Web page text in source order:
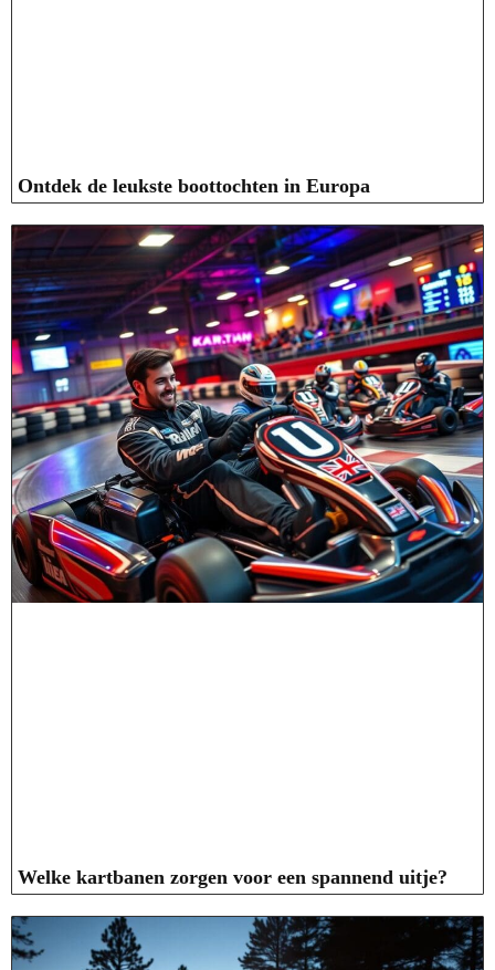
Ontdek de leukste boottochten in Europa
Welke kartbanen zorgen voor een spannend uitje?